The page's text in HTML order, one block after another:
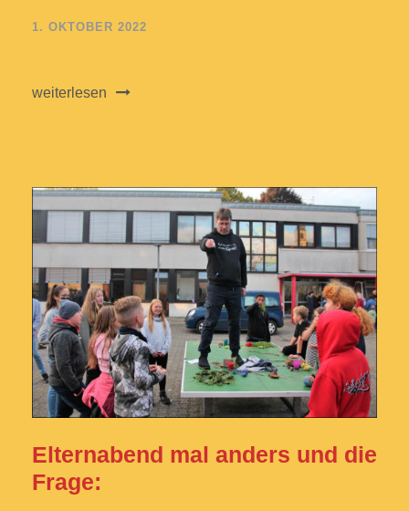
1. OKTOBER 2022
weiterlesen
Elternabend mal anders und die
Frage: